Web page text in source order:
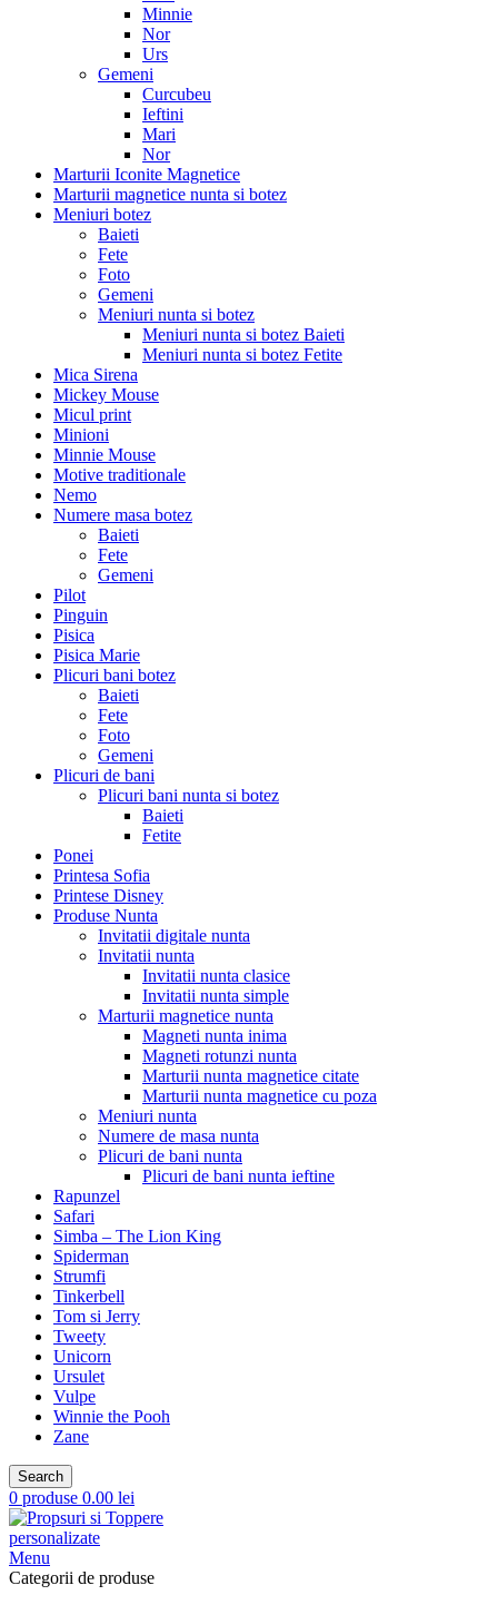
Minnie
Nor
Urs
Gemeni
Curcubeu
Ieftini
Mari
Nor
Marturii Iconite Magnetice
Marturii magnetice nunta si botez
Meniuri botez
Baieti
Fete
Foto
Gemeni
Meniuri nunta si botez
Meniuri nunta si botez Baieti
Meniuri nunta si botez Fetite
Mica Sirena
Mickey Mouse
Micul print
Minioni
Minnie Mouse
Motive traditionale
Nemo
Numere masa botez
Baieti
Fete
Gemeni
Pilot
Pinguin
Pisica
Pisica Marie
Plicuri bani botez
Baieti
Fete
Foto
Gemeni
Plicuri de bani
Plicuri bani nunta si botez
Baieti
Fetite
Ponei
Printesa Sofia
Printese Disney
Produse Nunta
Invitatii digitale nunta
Invitatii nunta
Invitatii nunta clasice
Invitatii nunta simple
Marturii magnetice nunta
Magneti nunta inima
Magneti rotunzi nunta
Marturii nunta magnetice citate
Marturii nunta magnetice cu poza
Meniuri nunta
Numere de masa nunta
Plicuri de bani nunta
Plicuri de bani nunta ieftine
Rapunzel
Safari
Simba – The Lion King
Spiderman
Strumfi
Tinkerbell
Tom si Jerry
Tweety
Unicorn
Ursulet
Vulpe
Winnie the Pooh
Zane
Search
0 produse 0.00 lei
Menu
Categorii de produse